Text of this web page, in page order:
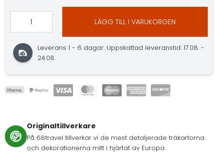
LÄGG TILL I VARUKORGEN
Leverans 1 - 6 dagar. Uppskattad leveranstid: 17.08. -
24.08.
Originaltillverkare
På 68travel tillverkar vi de mest detaljerade träkartorna
och dekorationerna mitt i hjärtat av Europa.